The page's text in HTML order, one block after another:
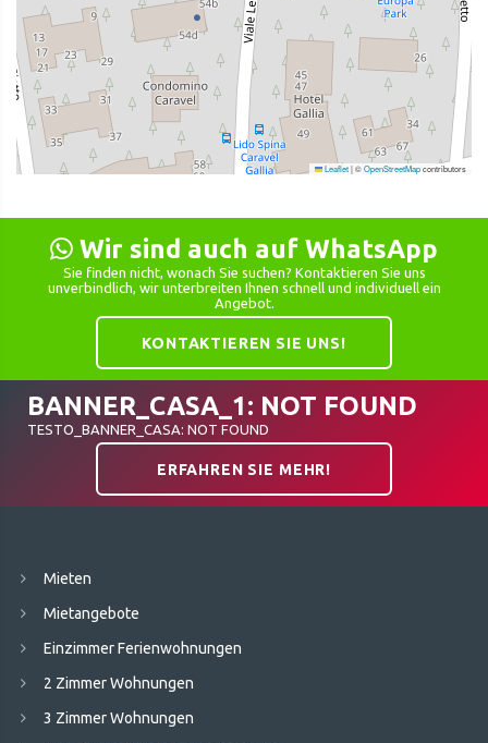
Leaflet|©OpenStreetMapcontributors
Wir sind auch auf WhatsApp
Sie finden nicht, wonach Sie suchen? Kontaktieren Sie uns
unverbindlich, wir unterbreiten Ihnen schnell und individuell ein
Angebot.
KONTAKTIEREN SIE UNS!
BANNER_CASA_1: NOT FOUND
TESTO_BANNER_CASA: NOT FOUND
ERFAHREN SIE MEHR!
Mieten
Mietangebote
Einzimmer Ferienwohnungen
2 Zimmer Wohnungen
3 Zimmer Wohnungen